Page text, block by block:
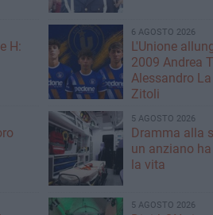
H:
6 AGOSTO 2026
L'Unione
2009 Andrea
Alessandro
Zitoli
5 AGOSTO 2026
Dramma alla
un anziano
la vita
5 AGOSTO 2026